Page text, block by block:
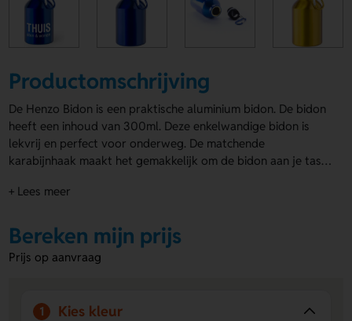
Productomschrijving
De Henzo Bidon is een praktische aluminium bidon. De bidon
heeft een inhoud van 300ml. Deze enkelwandige bidon is
lekvrij en perfect voor onderweg. De matchende
karabijnhaak maakt het gemakkelijk om de bidon aan je tas
opvallende kleuren: rood, wit, goudgeel, blauw en zwart.
voor personalisatie. Kies voorbidons bedrukken met logo
maak indruk met jouw bedrijf!
+ Lees meer
Bereken mijn prijs
Prijs op aanvraag
1 Kies kleur